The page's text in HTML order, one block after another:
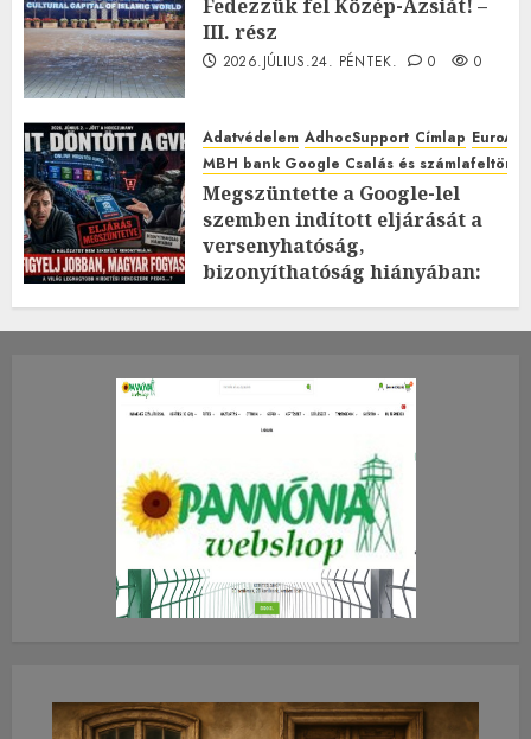
Fedezzük fel Közép-Ázsiát! –
III. rész
2026.JÚLIUS.24. PÉNTEK. 0 0
Adatvédelem AdhocSupport Címlap
MBH bank Google Csalás és
Megszüntette a Google-lel
szemben indított eljárását a
versenyhatóság,
bizonyíthatóság hiányában:
2026.JÚLIUS.23. CSÜTÖRTÖK.
0